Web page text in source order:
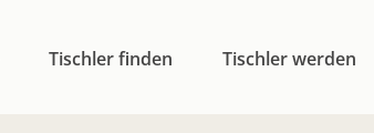
Tischler finden Tischler werden